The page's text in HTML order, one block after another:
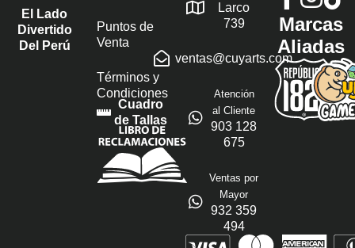
El Lado
Divertido
Del Perú
Puntos de
Venta
Términos y
Condiciones
Cuadro
de Tallas
Larco
739
ventas@cuyarts.com
Atención
al Cliente
903 128
675
Ventas por
Mayor
932 359
494
Marcas
Aliadas